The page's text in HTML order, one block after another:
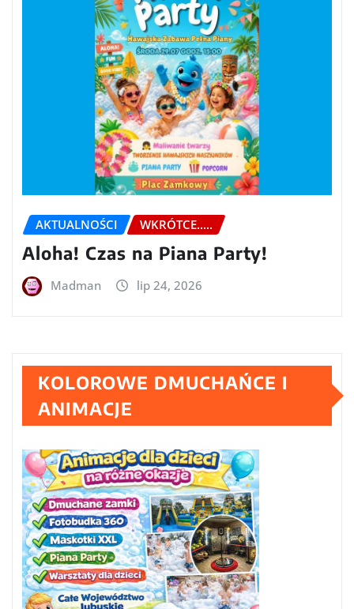
AKTUALNOŚCI WKRÓTCE.....
Aloha! Czas na Piana Party!
Madman lip 24, 2026
KOLOROWE DMUCHAŃCE I
ANIMACJE